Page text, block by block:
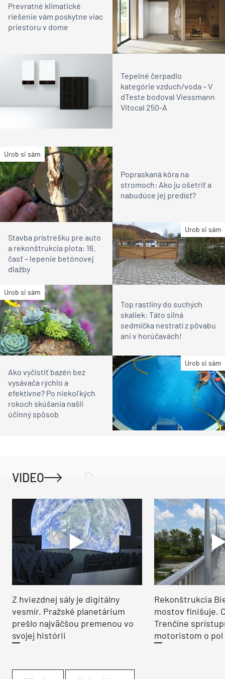
Prevratné klimatické
riešenie vám poskytne viac
priestoru v dome
Tepelné čerpadlo
kategórie vzduch/voda – V
dTeste bodoval Viessmann
Vitocal 250-A
Urob si sám
Popraskaná kôra na
stromoch: Ako ju ošetriť a
nabudúce jej predísť?
Urob si sám
Stavba prístrešku pre auto
a rekonštrukcia plota: 16.
časť – lepenie betónovej
dlažby
Urob si sám
Top rastliny do suchých
skaliek: Táto silná
sedmička nestratí z pôvabu
ani v horúčavách!
Urob si sám
Ako vyčistiť bazén bez
vysávača rýchlo a
efektívne? Po niekoľkých
rokoch skúšania našli
účinný spôsob
VIDEO
Z hviezdnej sály je digitálny
vesmír. Pražské planetárium
prešlo najväčšou premenou vo
svojej histórii
Rekonštrukcia
mostov finišuje.
Trenčíne
motoristom o pol